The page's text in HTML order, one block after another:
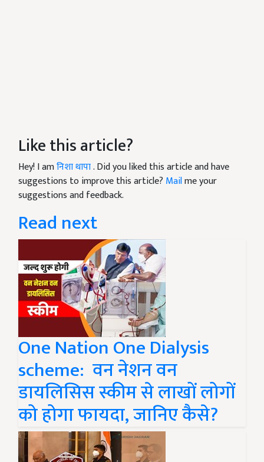
Like this article?
Hey! I amनिशा थापा. Did you liked this article and have
suggestions to improve this article? Mailme your
suggestions and feedback.
Read next
One Nation One Dialysis
scheme: वन नेशन वन
डायलिसिस स्कीम से लाखों लोगों
को होगा फायदा, जानिए कैसे?